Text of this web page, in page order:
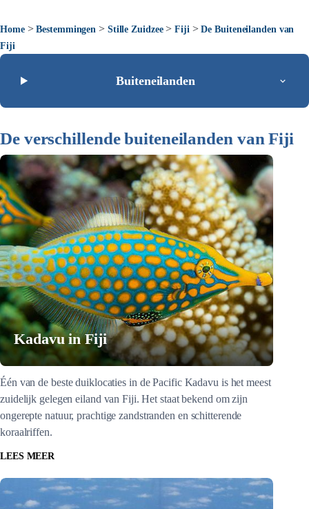
Home>Bestemmingen > Stille Zuidzee>Fiji >De Buiteneilanden van
Fiji
Buiteneilanden
De verschillende buiteneilanden van Fiji
Kadavu in Fiji
Één van de beste duiklocaties in de Pacific Kadavu is het meest
zuidelijk gelegen eiland van Fiji. Het staat bekend om zijn
ongerepte natuur, prachtige zandstranden en schitterende
koraalriffen.
LEES MEER